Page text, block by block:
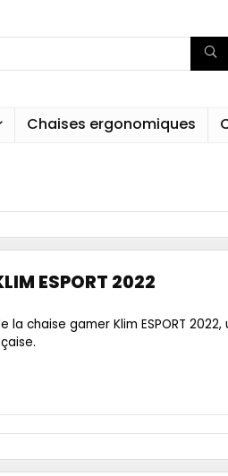
Chaises ergonomiques
ESPORT 2022
chaise gamer Klim ESPORT 2022,